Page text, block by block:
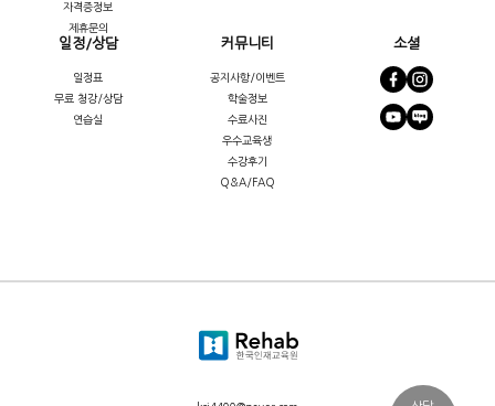
자격증정보
제휴문의
일정/상담
일정표
무료 청강/상담
연습실
커뮤니티
공지사항/이벤트
학술정보
수료사진
우수교육생
수강후기
Q&A/FAQ
소셜